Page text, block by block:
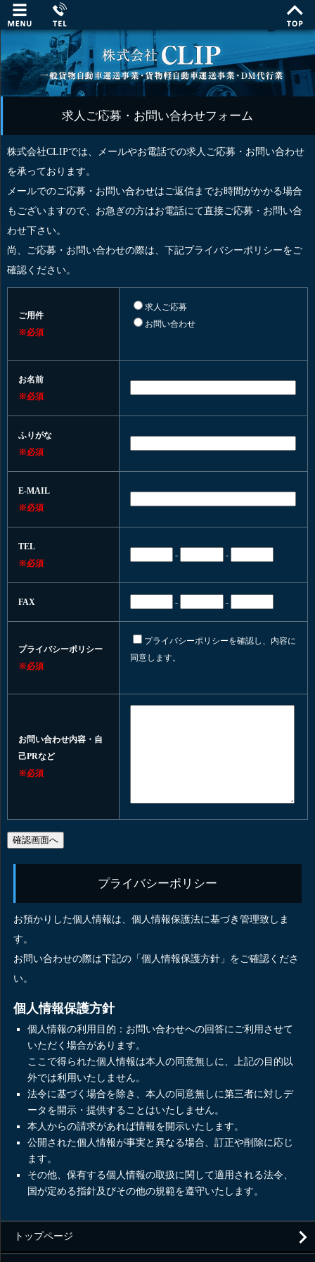
求人ご応募・お問い合わせフォーム
株式会社CLIPでは、メールやお電話での求人ご応募・お問い合わせ
を承っております。
メールでのご応募・お問い合わせはご返信までお時間がかかる場合
もございますので、お急ぎの方はお電話にて直接ご応募・お問い合
わせ下さい。
尚、ご応募・お問い合わせの際は、下記プライバシーポリシーをご
確認ください。
ご用件
※必須
求人ご応募
お問い合わせ
お名前
※必須
ふりがな
※必須
E-MAIL
※必須
TEL
※必須
- -
FAX - -
プライバシーポリシー
※必須
プライバシーポリシーを確認し、内容に
同意します。
お問い合わせ内容・自
己PRなど
※必須
プライバシーポリシー
お預かりした個人情報は、個人情報保護法に基づき管理致しま
す。
お問い合わせの際は下記の「個人情報保護方針」をご確認くださ
い。
個人情報保護方針
個人情報の利用目的：お問い合わせへの回答にご利用させて
いただく場合があります。
ここで得られた個人情報は本人の同意無しに、上記の目的以
外では利用いたしません。
法令に基づく場合を除き、本人の同意無しに第三者に対しデ
ータを開示・提供することはいたしません。
本人からの請求があれば情報を開示いたします。
公開された個人情報が事実と異なる場合、訂正や削除に応じ
ます。
その他、保有する個人情報の取扱に関して適用される法令、
国が定める指針及びその他の規範を遵守いたします。
トップページ